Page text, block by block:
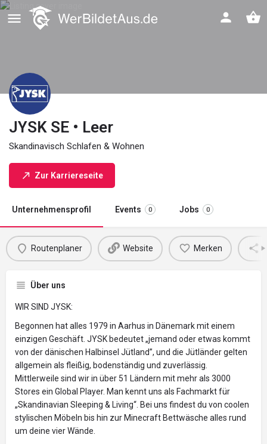
JYSK SE • Leer
Skandinavisch Schlafen & Wohnen
Zur Karriereseite
Unternehmensprofil Events 0 Jobs 0
Routenplaner Website Merken
Über uns
WIR SIND JYSK:
Begonnen hat alles 1979 in Aarhus in Dänemark mit einem
einzigen Geschäft. JYSK bedeutet „jemand oder etwas kommt
von der dänischen Halbinsel Jütland”, und die Jütländer gelten
allgemein als fleißig, bodenständig und zuverlässig.
Mittlerweile sind wir in über 51 Ländern mit mehr als 3000
Stores ein Global Player. Man kennt uns als Fachmarkt für
„Skandinavian Sleeping & Living“. Bei uns findest du von coolen
stylischen Möbeln bis hin zur Minecraft Bettwäsche alles rund
um deine vier Wände.